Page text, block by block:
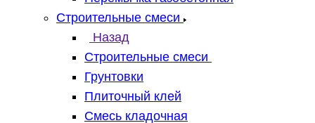
Строительные смеси
Назад
Строительные смеси
Грунтовки
Плиточный клей
Смесь кладочная